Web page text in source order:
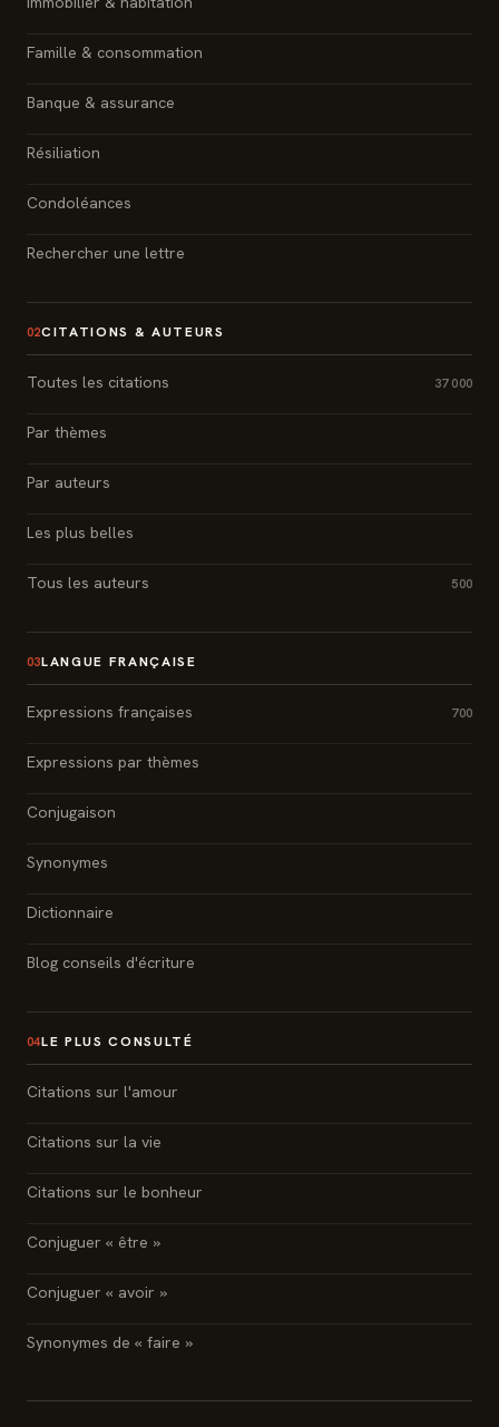
Famille & consommation
Banque & assurance
Résiliation
Condoléances
Rechercher une lettre
02CITATIONS & AUTEURS
Toutes les citations 37 000
Par thèmes
Par auteurs
Les plus belles
Tous les auteurs 500
03LANGUE FRANÇAISE
Expressions françaises 700
Expressions par thèmes
Conjugaison
Synonymes
Dictionnaire
Blog conseils d'écriture
04LE PLUS CONSULTÉ
Citations sur l'amour
Citations sur la vie
Citations sur le bonheur
Conjuguer « être »
Conjuguer « avoir »
Synonymes de « faire »